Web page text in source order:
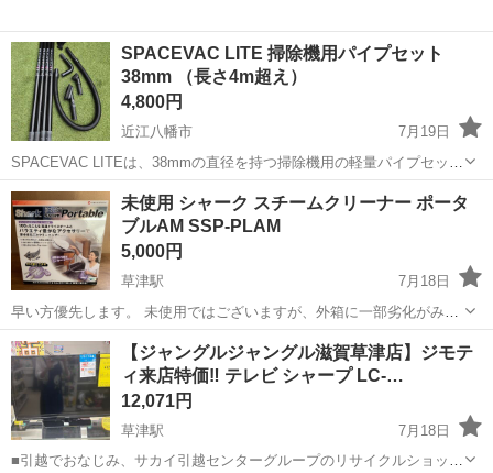
SPACEVAC LITE 掃除機用パイプセット
38mm （長さ4m超え）
4,800円
近江八幡市
7月19日
SPACEVAC LITEは、38mmの直径を持つ掃除機用の軽量パイプセット
です。 掃除機への接続は接続口が450mm径であれば取り付け可能で
す。 パイプ4本を繋げると超ロング（約4m）になるにも関わらずカー
ボンファイバーで...
滋賀 近江八幡市
未使用 シャーク スチームクリーナー ポータ
ブルAM SSP-PLAM
5,000円
草津駅
7月18日
早い方優先します。 未使用ではございますが、外箱に一部劣化がみら
れます。 中古品をご理解の上ご購入宜しくお願い致します。
滋賀 栗東市 シャーク
【ジャングルジャングル滋賀草津店】ジモテ
ィ来店特価‼ テレビ シャープ LC-…
12,071円
草津駅
7月18日
■引越でおなじみ、サカイ引越センターグループのリサイクルショップ